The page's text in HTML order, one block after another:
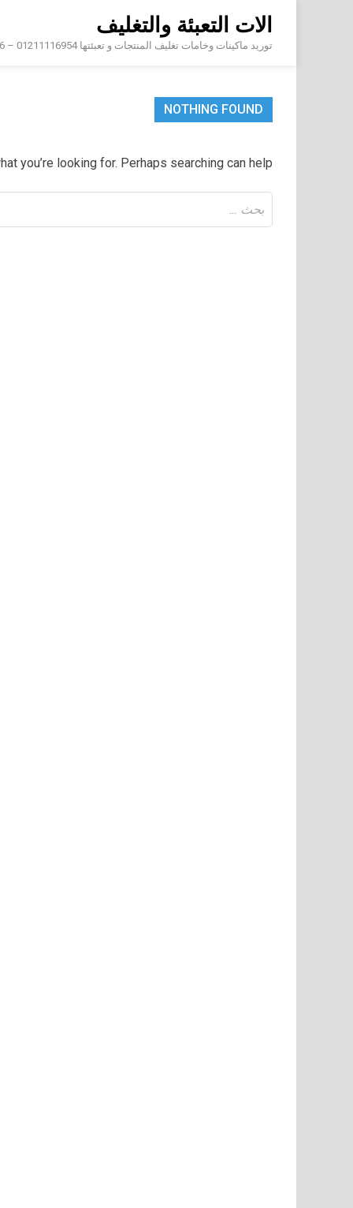
content
الات التعبئة والتغليف
توريد ماكينات وخامات تغليف المنتجات و تعبئتها 01211116954 – 01211116956 – 01211116958
NOTHING FOUND
you’re looking for. Perhaps searching can help.
عن: